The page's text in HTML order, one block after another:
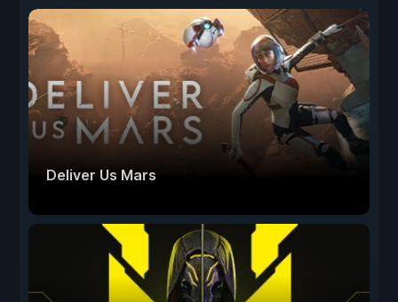
Deliver Us Mars